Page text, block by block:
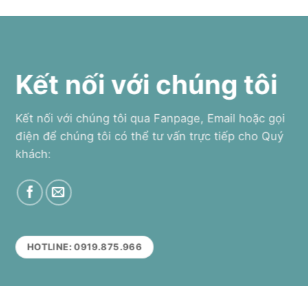
Kết nối với chúng tôi
Kết nối với chúng tôi qua Fanpage, Email hoặc gọi
điện để chúng tôi có thể tư vấn trực tiếp cho Quý
khách:
HOTLINE: 0919.875.966